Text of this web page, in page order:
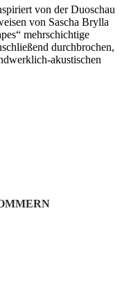
von der Duoschau
von Sascha Brylla
mehrschichtige
durchbrochen,
akustischen